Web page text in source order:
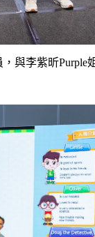
與李紫昕Purple